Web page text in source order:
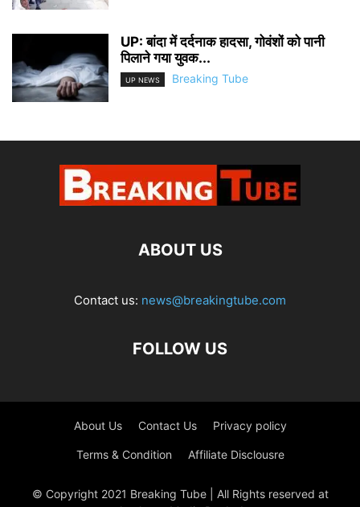
UP: बांदा में दर्दनाक हादसा, गोवंशों को पानी
पिलाने गया युवक...
UP NEWS Breaking Tube
ABOUT US
Contact us: news@breakingtube.com
FOLLOW US
About Us Contact Us Privacy policy
Terms & Condition Affiliate Disclousre
© Copyright 2021 Breaking Tube | All Rights reserved at